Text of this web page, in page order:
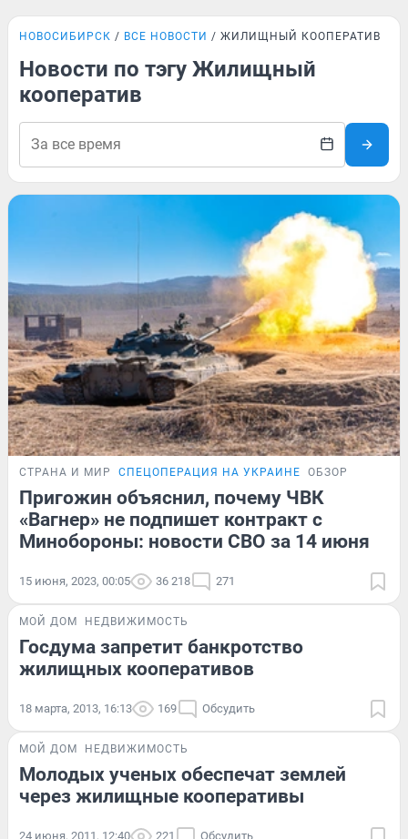
НОВОСИБИРСК ВСЕ НОВОСТИ ЖИЛИЩНЫЙ КООПЕРАТИВ
Новости по тэгу Жилищный
кооператив
СТРАНА И МИР СПЕЦОПЕРАЦИЯ НА УКРАИНЕ ОБЗОР
Пригожин объяснил, почему ЧВК
«Вагнер» не подпишет контракт с
Минобороны: новости СВО за 14 июня
15 июня, 2023, 00:05 36 218 271
МОЙ ДОМ НЕДВИЖИМОСТЬ
Госдума запретит банкротство
жилищных кооперативов
18 марта, 2013, 16:13 169 Обсудить
МОЙ ДОМ НЕДВИЖИМОСТЬ
Молодых ученых обеспечат землей
через жилищные кооперативы
24 июня, 2011, 12:40 221 Обсудить